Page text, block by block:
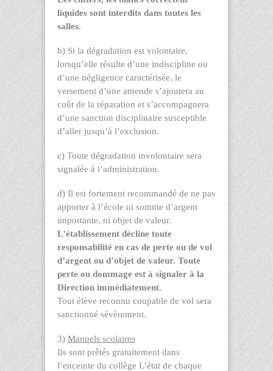
liquides sont interdits dans toutes les
salles.
b) Si la dégradation est volontaire,
lorsqu’elle résulte d’une indiscipline ou
d’une négligence caractérisée, le
versement d’une amende s’ajoutera au
coût de la réparation et s’accompagnera
d’une sanction disciplinaire susceptible
d’aller jusqu’à l’exclusion.
c) Toute dégradation involontaire sera
signalée à l’administration.
d) Il est fortement recommandé de ne pas
apporter à l’école ni somme d’argent
importante, ni objet de valeur.
L’établissement décline toute
responsabilité en cas de perte ou de vol
d’argent ou d’objet de valeur. Toute
perte ou dommage est à signaler à la
Direction immédiatement.
Tout élève reconnu coupable de vol sera
sanctionné sévèrement.
3) Manuels scolaires
Ils sont prêtés gratuitement dans
l’enceinte du collège L’état de chaque